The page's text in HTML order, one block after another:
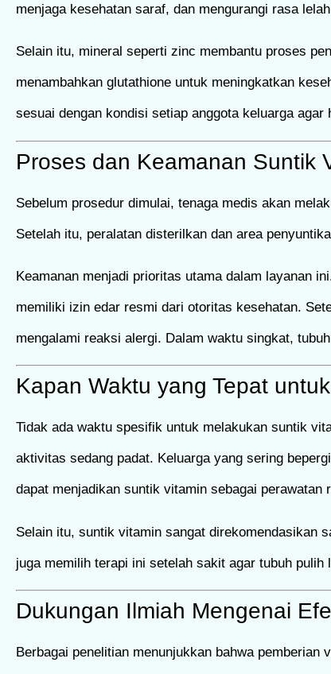
menjaga kesehatan saraf, dan mengurangi rasa
Selain itu, mineral seperti zinc membantu proses
menambahkan glutathione untuk meningkatkan
sesuai dengan kondisi setiap anggota keluarga
Proses dan Keamanan Suntik
Sebelum prosedur dimulai, tenaga medis akan
Setelah itu, peralatan disterilkan dan area
Keamanan menjadi prioritas utama dalam layanan
memiliki izin edar resmi dari otoritas kesehatan.
mengalami reaksi alergi. Dalam waktu singkat,
Kapan Waktu yang Tepat
Tidak ada waktu spesifik untuk melakukan suntik
aktivitas sedang padat. Keluarga yang sering
dapat menjadikan suntik vitamin sebagai perawatan
Selain itu, suntik vitamin sangat direkomendasikan
juga memilih terapi ini setelah sakit agar tubuh
Dukungan Ilmiah Mengenai
Berbagai penelitian menunjukkan bahwa